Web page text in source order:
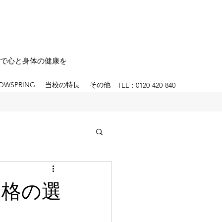
心と身体の健康を
TEL：0120-420-840
当校の特長 その他
の選